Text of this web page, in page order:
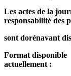
Les actes de la
responsabilité des
sont dorénavant
Format disponible
actuellement :